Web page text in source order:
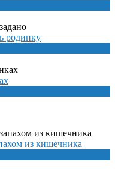
родинку
из кишечника